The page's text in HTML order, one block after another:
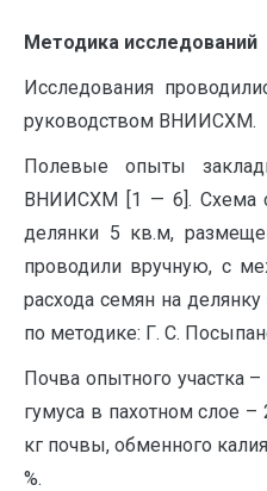
Методика исследований
Исследования
руководством ВНИИСХМ.
Полевые опыты
ВНИИСХМ [1 — 6]. Схема
делянки 5 кв.м,
проводили вручную, с
расхода семян на
по методике: Г. С.
Почва опытного участка
гумуса в пахотном слое
кг почвы, обменного
%.